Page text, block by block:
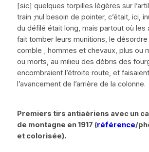
[sic] quelques torpilles légères sur
train ;nul besoin de pointer, c’était, ici,
du défilé était long, mais partout où les
fait tomber leurs munitions, le
comble ; hommes et chevaux, plus ou
ou morts, au milieu des débris des
encombraient l’étroite route, et
l’avancement de l’arrière de la colonne.
Premiers tirs antiaériens avec un
de montagne en 1917 (référence/
et colorisée).